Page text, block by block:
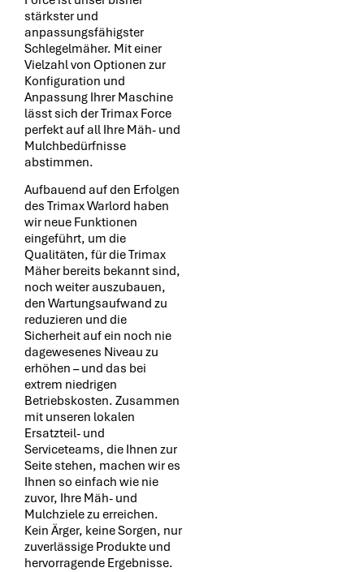
stärkster und
anpassungsfähigster
Schlegelmäher. Mit einer
Vielzahl von Optionen zur
Konfiguration und
Anpassung Ihrer Maschine
lässt sich der Trimax Force
perfekt auf all Ihre Mäh- und
Mulchbedürfnisse
abstimmen.
Aufbauend auf den Erfolgen
des Trimax Warlord haben
wir neue Funktionen
eingeführt, um die
Qualitäten, für die Trimax
Mäher bereits bekannt sind,
noch weiter auszubauen,
den Wartungsaufwand zu
reduzieren und die
Sicherheit auf ein noch nie
dagewesenes Niveau zu
erhöhen – und das bei
extrem niedrigen
Betriebskosten. Zusammen
mit unseren lokalen
Ersatzteil- und
Serviceteams, die Ihnen zur
Seite stehen, machen wir es
Ihnen so einfach wie nie
zuvor, Ihre Mäh- und
Mulchziele zu erreichen.
Kein Ärger, keine Sorgen, nur
zuverlässige Produkte und
hervorragende Ergebnisse.